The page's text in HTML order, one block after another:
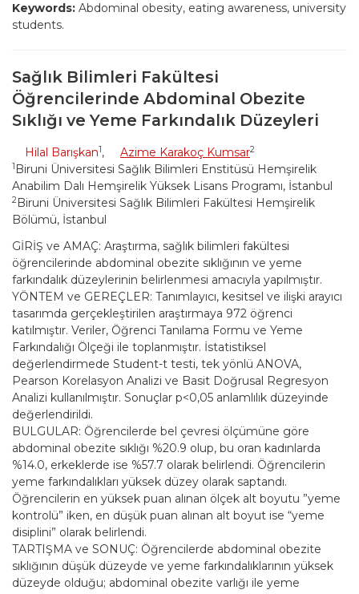
Keywords: Abdominal obesity, eating awareness, university
students.
Sağlık Bilimleri Fakültesi
Öğrencilerinde Abdominal Obezite
Sıklığı ve Yeme Farkındalık Düzeyleri
Hilal Barışkan1, Azime Karakoç Kumsar2
1 Biruni Üniversitesi Sağlık Bilimleri Enstitüsü Hemşirelik
Anabilim Dalı Hemşirelik Yüksek Lisans Programı, İstanbul
2Biruni Üniversitesi Sağlık Bilimleri Fakültesi Hemşirelik
Bölümü, İstanbul
GİRİŞ ve AMAÇ: Araştırma, sağlık bilimleri fakültesi
öğrencilerinde abdominal obezite sıklığının ve yeme
farkındalık düzeylerinin belirlenmesi amacıyla yapılmıştır.
YÖNTEM ve GEREÇLER: Tanımlayıcı, kesitsel ve ilişki arayıcı
tasarımda gerçekleştirilen araştırmaya 972 öğrenci
katılmıştır. Veriler, Öğrenci Tanılama Formu ve Yeme
Farkındalığı Ölçeği ile toplanmıştır. İstatistiksel
değerlendirmede Student-t testi, tek yönlü ANOVA,
Pearson Korelasyon Analizi ve Basit Doğrusal Regresyon
Analizi kullanılmıştır. Sonuçlar p<0,05 anlamlılık düzeyinde
değerlendirildi.
BULGULAR: Öğrencilerde bel çevresi ölçümüne göre
abdominal obezite sıklığı %20.9 olup, bu oran kadınlarda
%14.0, erkeklerde ise %57.7 olarak belirlendi. Öğrencilerin
yeme farkındalıkları yüksek düzey olarak saptandı.
Öğrencilerin en yüksek puan alınan ölçek alt boyutu ”yeme
kontrolü” iken, en düşük puan alınan alt boyut ise “yeme
disiplini” olarak belirlendi.
TARTIŞMA ve SONUÇ: Öğrencilerde abdominal obezite
sıklığının düşük düzeyde ve yeme farkındalıklarının yüksek
düzeyde olduğu; abdominal obezite varlığı ile yeme